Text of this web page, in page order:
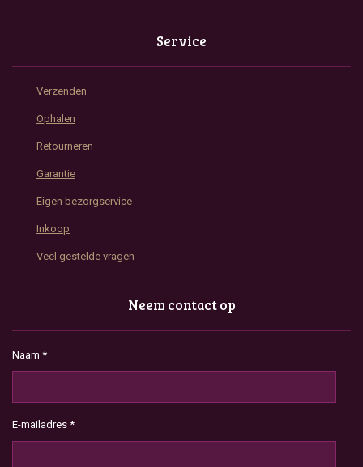
Service
Verzenden
Ophalen
Retourneren
Garantie
Eigen bezorgservice
Inkoop
Veel gestelde vragen
Neem contact op
Naam *
E-mailadres *